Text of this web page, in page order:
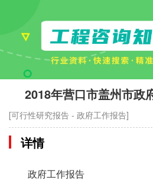
2018年营口市盖州市
[可行性研究报告 - 政府工作报告]
详情
政府工作报告